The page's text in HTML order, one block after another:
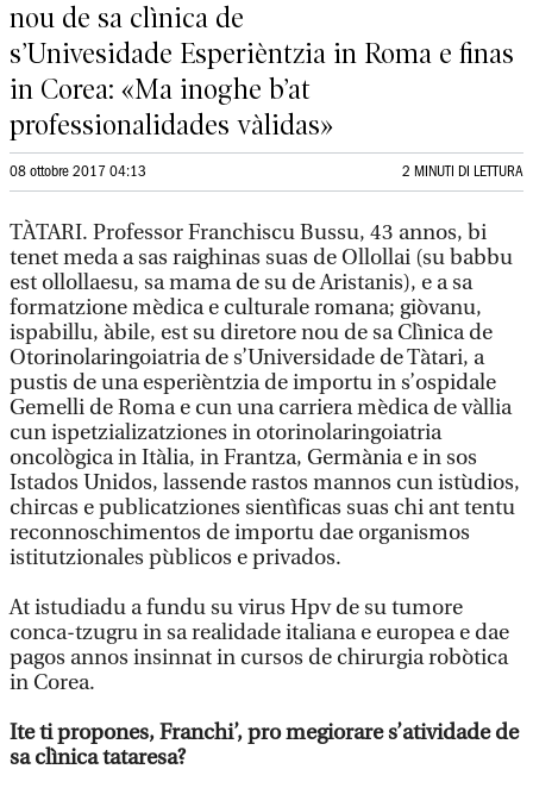
nou de sa clìnica de
s’Univesidade Esperièntzia in Roma e finas
in Corea: «Ma inoghe b’at
professionalidades vàlidas»
08 ottobre 2017 04:13 2 MINUTI DI LETTURA
TÀTARI. Professor Franchiscu Bussu, 43 annos, bi
tenet meda a sas raighinas suas de Ollollai (su babbu
est ollollaesu, sa mama de su de Aristanis), e a sa
formatzione mèdica e culturale romana; giòvanu,
ispabillu, àbile, est su diretore nou de sa Clìnica de
Otorinolaringoiatria de s’Universidade de Tàtari, a
pustis de una esperièntzia de importu in s’ospidale
Gemelli de Roma e cun una carriera mèdica de vàllia
cun ispetzializatziones in otorinolaringoiatria
oncològica in Itàlia, in Frantza, Germània e in sos
Istados Unidos, lassende rastos mannos cun istùdios,
chircas e publicatziones sientìficas suas chi ant tentu
reconnoschimentos de importu dae organismos
istitutzionales pùblicos e privados.
At istudiadu a fundu su virus Hpv de su tumore
conca-tzugru in sa realidade italiana e europea e dae
pagos annos insinnat in cursos de chirurgia robòtica
in Corea.
Ite ti propones, Franchi’, pro megiorare s’atividade de
sa clìnica tataresa?